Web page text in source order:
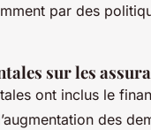
par des
sur les
ont inclus le
des